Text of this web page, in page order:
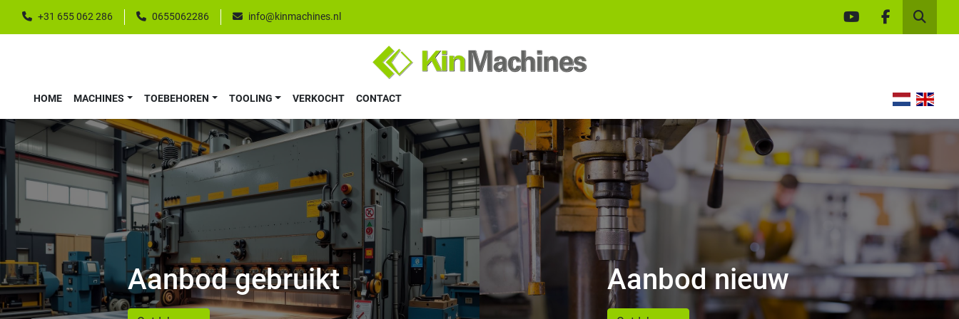
+31 655 062 286 0655062286 info@kinmachines.nl
youtubefacebook
Zoek
HOME MACHINES TOEBEHOREN TOOLING VERKOCHT CONTACT
Aanbod gebruikt Aanbod nieuw